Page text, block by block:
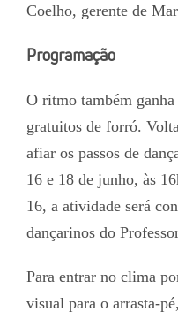
Coelho, gerente de
Programação
O ritmo também
gratuitos de forró.
afiar os passos de
16 e 18 de junho, às
16, a atividade será
dançarinos do
Para entrar no clima
visual para o arrasta-